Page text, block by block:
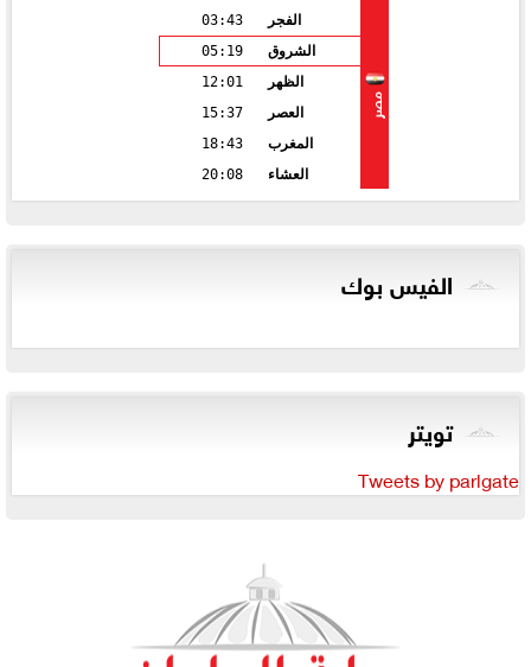
مصر
الفجر
03:43
الشروق
05:19
الظهر
12:01
العصر
15:37
المغرب
18:43
العشاء
20:08
الفيس بوك
تويتر
Tweets by parlgate